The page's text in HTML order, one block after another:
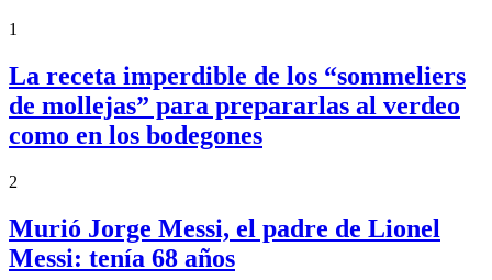
1
La receta imperdible de los “sommeliers
de mollejas” para prepararlas al verdeo
como en los bodegones
2
Murió Jorge Messi, el padre de Lionel
Messi: tenía 68 años